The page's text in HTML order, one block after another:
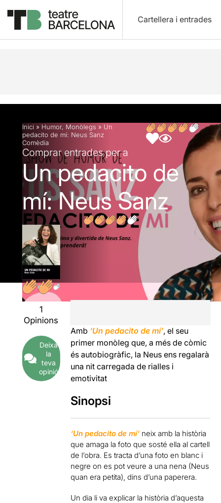
Cartellera i entrades
Descripció Fitxa artística Opinions
Inici » Humor, Monòlegs » Un
pedacito de mí: Neus Sanz
Comèdia
Comprar entrades per a
Un pedacito de
mí: Neus Sanz
1
Opinions
Deixa
la
teva
opinió
Amb ‘Un pedacito de mí’, el seu
primer monòleg que, a més de còmic
és autobiogràfic, la Neus ens regalarà
una nit carregada de rialles i
emotivitat
Sinopsi
‘Un pedacito de mí’ neix amb la història
que amaga la foto que sosté ella al cartell
de l’obra. Es tracta d’una foto en blanc i
negre on es pot veure a una nena (Neus
quan era petita), dins d’una paperera.
Un dia li va explicar la història d’aquesta